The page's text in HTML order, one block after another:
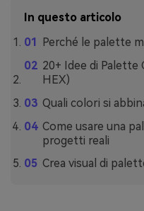
In questo articolo
Perché le palette
20+ Idee di Palette
HEX)
Quali colori si
Come usare una
progetti reali
Crea visual di